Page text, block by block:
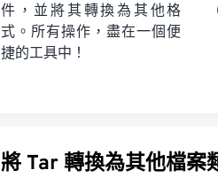
件，並將其轉換為其他格
式。所有操作，盡在一個便
捷的工具中！
將 Tar 轉換為其他檔案